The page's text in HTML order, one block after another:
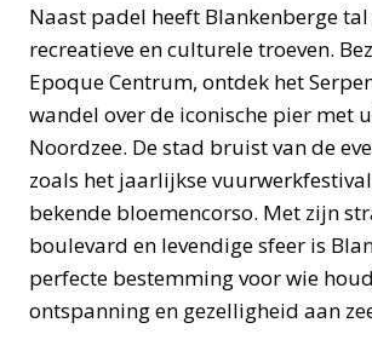
Naast padel heeft Blankenberge tal
recreatieve en culturele troeven.
Epoque Centrum, ontdek het
wandel over de iconische pier met
Noordzee. De stad bruist van de
zoals het jaarlijkse
bekende bloemencorso. Met zijn
boulevard en levendige sfeer is
perfecte bestemming voor wie
ontspanning en gezelligheid aan